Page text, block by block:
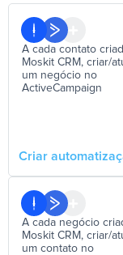
A cada contato
Moskit CRM, criar/
um negócio no
ActiveCampaign
Criar
A cada negócio
Moskit CRM, criar/
um contato no